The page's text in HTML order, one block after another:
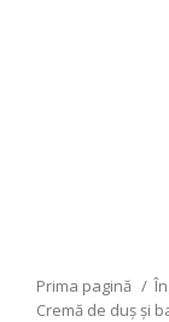
Prima pagină
Cremă de duș și